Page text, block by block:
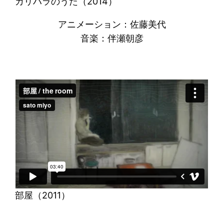
アニメーション：佐藤美代
音楽：伴瀬朝彦
部屋（2011）